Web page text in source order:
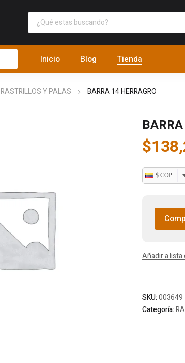
Inicio Blog Tienda
RASTRILLOS Y PALAS BARRA 14 HERRAGRO
$
$ COP
Añadir a
SKU:003649
Categoría: